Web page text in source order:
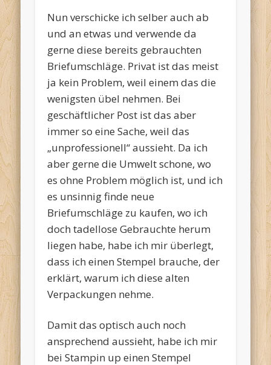
Nun verschicke ich selber auch ab
und an etwas und verwende da
gerne diese bereits gebrauchten
Briefumschläge. Privat ist das meist
ja kein Problem, weil einem das die
wenigsten übel nehmen. Bei
geschäftlicher Post ist das aber
immer so eine Sache, weil das
„unprofessionell“ aussieht. Da ich
aber gerne die Umwelt schone, wo
es ohne Problem möglich ist, und ich
es unsinnig finde neue
Briefumschläge zu kaufen, wo ich
doch tadellose Gebrauchte herum
liegen habe, habe ich mir überlegt,
dass ich einen Stempel brauche, der
erklärt, warum ich diese alten
Verpackungen nehme.
Damit das optisch auch noch
ansprechend aussieht, habe ich mir
bei Stampin up einen Stempel